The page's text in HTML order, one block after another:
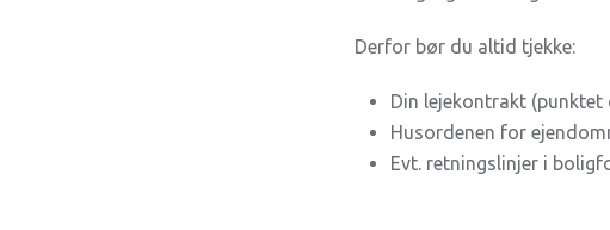
Derfor bør du altid tjekke:
Din lejekontrakt (punktet
Husordenen for
Evt. retningslinjer i